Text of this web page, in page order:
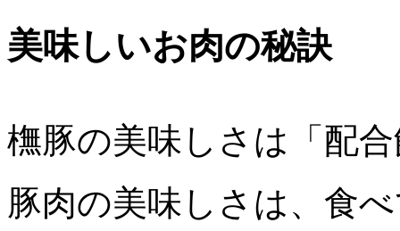
美味しいお肉の秘訣
橅豚の美味しさは「配
豚肉の美味しさは、食